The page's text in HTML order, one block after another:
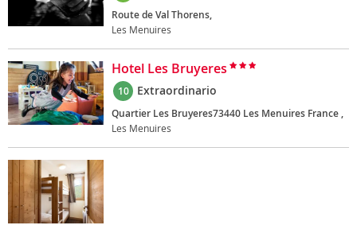
Route de Val Thorens,
Les Menuires
Hotel Les Bruyeres
10 Extraordinario
Quartier Les Bruyeres73440 Les Menuires France ,
Les Menuires